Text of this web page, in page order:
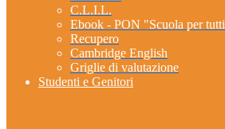
C.L.I.L.
Ebook - PON "Scuola per
Recupero
Cambridge English
Griglie di valutazione
Studenti e Genitori